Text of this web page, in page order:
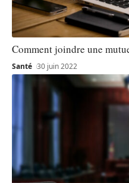
Comment joindre une
Santé 30 juin 2022